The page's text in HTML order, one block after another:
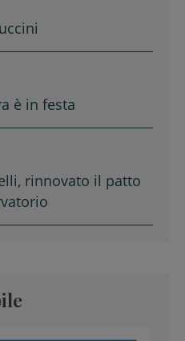
è in festa
rinnovato il patto